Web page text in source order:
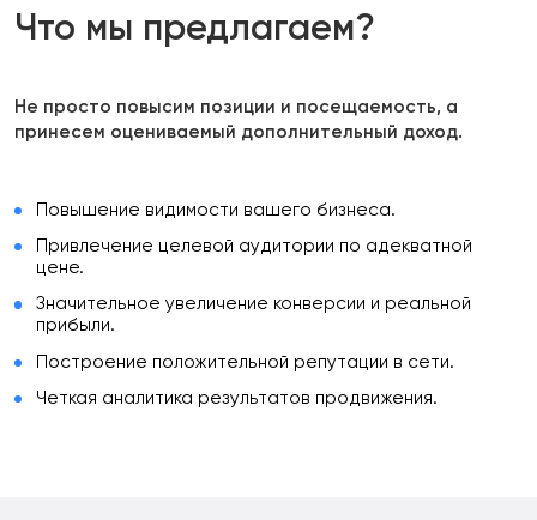
Что мы предлагаем?
Не просто повысим позиции и посещаемость, а
принесем оцениваемый дополнительный доход.
Повышение видимости вашего бизнеса.
Привлечение целевой аудитории по адекватной
цене.
Значительное увеличение конверсии и реальной
прибыли.
Построение положительной репутации в сети.
Четкая аналитика результатов продвижения.